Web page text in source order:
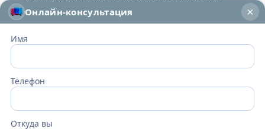
имплантатов с полированной шейкой имеют отдельную
ортопедическую платформу.
В отличие от имплантатов с полированной шейкой
стандартного дизайна, у которых чаще всего 1 опция
высоты шейки. А также различные длины и диаметры
внутрикостной части: от стандартных ходовых
Онлайн-консультация ×
Имя
Телефон
Откуда вы